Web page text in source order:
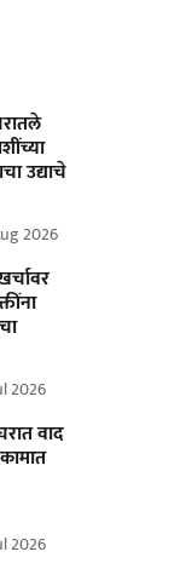
उद्याचे
2026
2026
वाद
2026